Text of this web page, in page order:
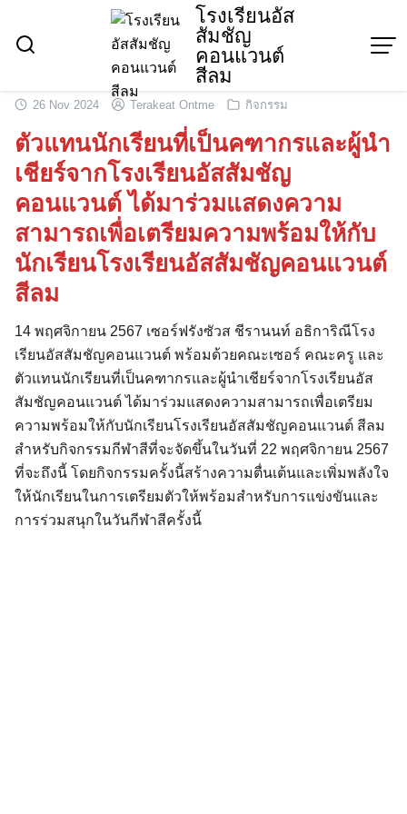
content
โรงเรียนอัส
สัมชัญ
คอนแวนต์
สีลม
26 Nov 2024 Terakeat Ontme กิจกรรม
ตัวแทนนักเรียนที่เป็นคฑากรและผู้นำ
เชียร์จากโรงเรียนอัสสัมชัญ
คอนแวนต์ ได้มาร่วมแสดงความ
สามารถเพื่อเตรียมความพร้อมให้กับ
นักเรียนโรงเรียนอัสสัมชัญคอนแวนต์
สีลม
14 พฤศจิกายน 2567 เซอร์ฟรังซัวส ชีรานนท์ อธิการิณีโรง
เรียนอัสสัมชัญคอนแวนต์ พร้อมด้วยคณะเซอร์ คณะครู และ
ตัวแทนนักเรียนที่เป็นคฑากรและผู้นำเชียร์จากโรงเรียนอัส
สัมชัญคอนแวนต์ ได้มาร่วมแสดงความสามารถเพื่อเตรียม
ความพร้อมให้กับนักเรียนโรงเรียนอัสสัมชัญคอนแวนต์ สีลม
สำหรับกิจกรรมกีฬาสีที่จะจัดขึ้นในวันที่ 22 พฤศจิกายน 2567
ที่จะถึงนี้ โดยกิจกรรมครั้งนี้สร้างความตื่นเต้นและเพิ่มพลังใจ
ให้นักเรียนในการเตรียมตัวให้พร้อมสำหรับการแข่งขันและ
การร่วมสนุกในวันกีฬาสีครั้งนี้